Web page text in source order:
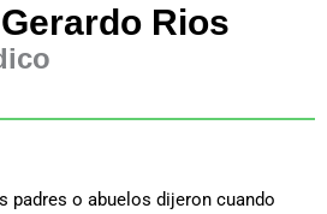
Rios
padres o abuelos dijeron cuando